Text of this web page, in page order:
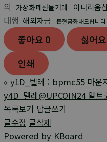
의 가상화폐선물거래 이더리움
대행 해외자금 돈현금화해드립니다
좋아요 0 싫어요
인쇄
« y1D_텔레 : bpmc55 마운
y4D_텔레@UPCOIN24 알트
목록보기 답글쓰기
글수정 글삭제
Powered by KBoard